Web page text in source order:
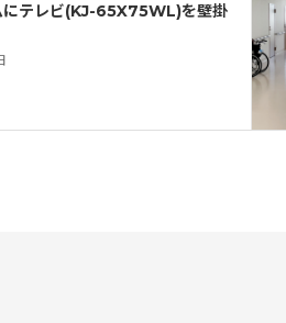
にテレビ(KJ-65X75WL)を壁掛